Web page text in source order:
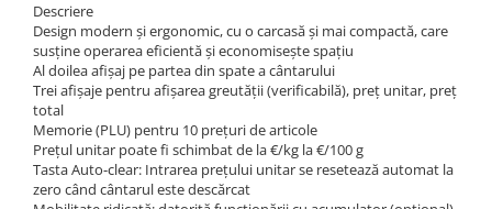
Descriere
Design modern și ergonomic, cu o carcasă și mai compactă, care
susține operarea eficientă și economisește spațiu
Al doilea afișaj pe partea din spate a cântarului
Trei afișaje pentru afișarea greutății (verificabilă), preț unitar, preț
total
Memorie (PLU) pentru 10 prețuri de articole
Prețul unitar poate fi schimbat de la €/kg la €/100 g
Tasta Auto-clear: Intrarea prețului unitar se resetează automat la
zero când cântarul este descărcat